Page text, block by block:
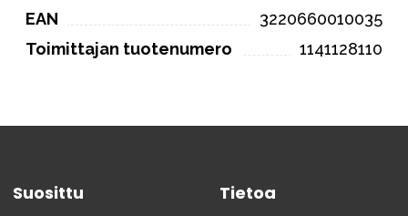
EAN
3220660010035
Toimittajan tuotenumero
1141128110
Suosittu Tietoa